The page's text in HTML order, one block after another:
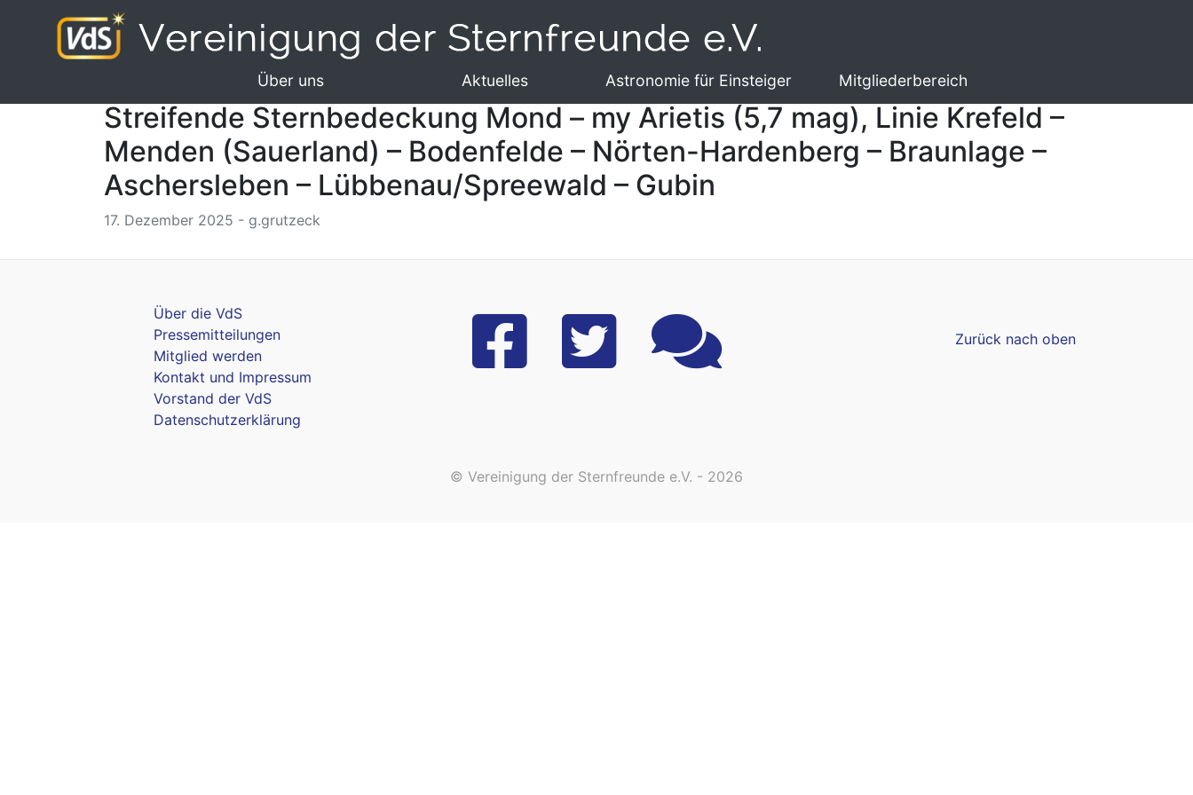
Über uns Aktuelles Astronomie für Einsteiger Mitgliederbereich
Streifende Sternbedeckung Mond – my Arietis (5,7 mag), Linie Krefeld –
Menden (Sauerland) – Bodenfelde – Nörten-Hardenberg – Braunlage –
Aschersleben – Lübbenau/Spreewald – Gubin
17. Dezember 2025 - g.grutzeck
Über die VdS
Pressemitteilungen
Mitglied werden
Kontakt und Impressum
Vorstand der VdS
Datenschutzerklärung
Zurück nach oben
© Vereinigung der Sternfreunde e.V. - 2026